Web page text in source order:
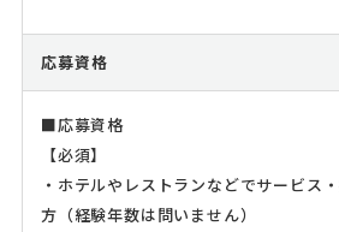
応募資格
■応募資格
【必須】
・ホテルやレストランなどでサービス
方（経験年数は問いません）